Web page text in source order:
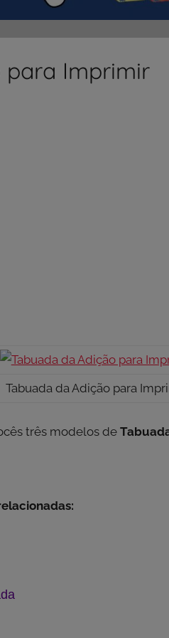
para Imprimir
Tabuada da Adição para
três modelos de